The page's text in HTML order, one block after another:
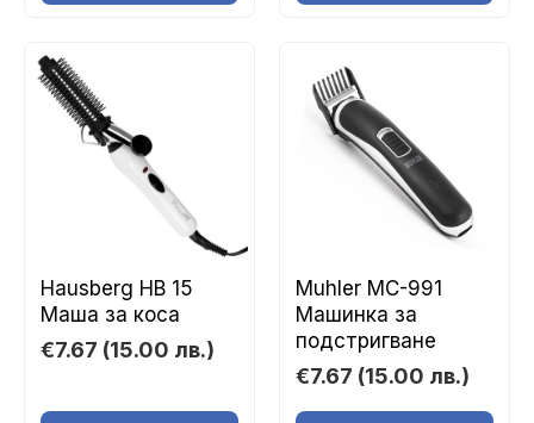
Hausberg HB 15
Маша за коса
€7.67 (15.00 лв.)
Muhler MC-991
Машинка за
подстригване
€7.67 (15.00 лв.)